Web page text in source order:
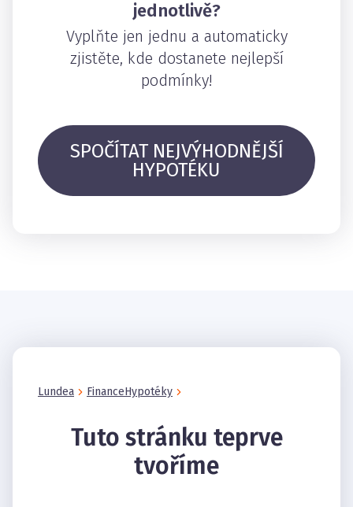
jednotlivě?
Vyplňte jen jednu a automaticky
zjistěte, kde dostanete nejlepší
podmínky!
SPOČÍTAT NEJVÝHODNĚJŠÍ
HYPOTÉKU
Lundea FinanceHypotéky
Tuto stránku teprve
tvoříme